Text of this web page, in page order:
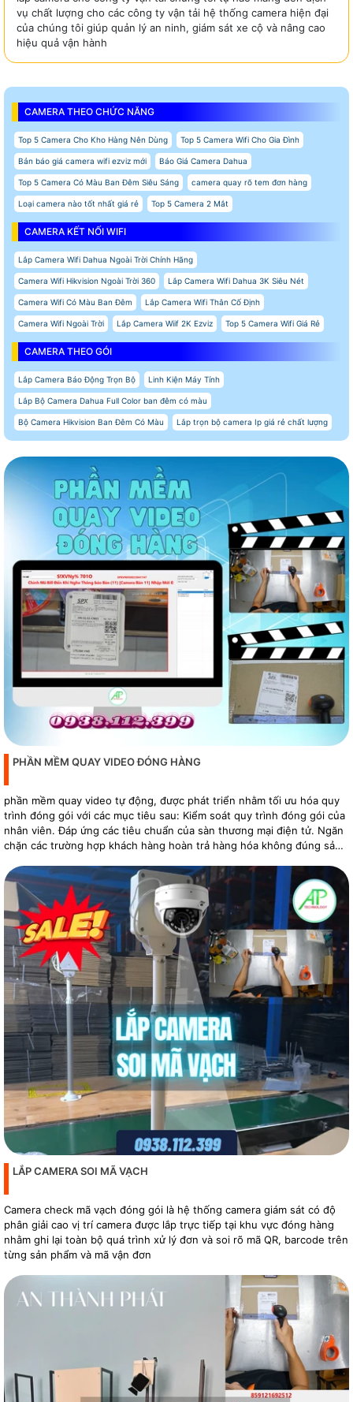
vụ chất lượng cho các công ty vận tải hệ thống camera hiện đại
của chúng tôi giúp quản lý an ninh, giám sát xe cộ và nâng cao
hiệu quả vận hành
CAMERA THEO CHỨC NĂNG
Top 5 Camera Cho Kho Hàng Nên Dùng Top 5 Camera Wifi Cho Gia Đình
Bản báo giá camera wifi ezviz mới Báo Giá Camera Dahua
Top 5 Camera Có Màu Ban Đêm Siêu Sáng camera quay rõ tem đơn hàng
Loại camera nào tốt nhất giá rẻ Top 5 Camera 2 Mắt
CAMERA KẾT NỐI WIFI
Lắp Camera Wifi Dahua Ngoài Trời Chính Hãng
Camera Wifi Hikvision Ngoài Trời 360 Lắp Camera Wifi Dahua 3K Siêu Nét
Camera Wifi Có Màu Ban Đêm Lắp Camera Wifi Thân Cố Định
Camera Wifi Ngoài Trời Lắp Camera Wiif 2K Ezviz Top 5 Camera Wifi Giá Rẻ
CAMERA THEO GÓI
Lắp Camera Báo Động Trọn Bộ Linh Kiện Máy Tính
Lắp Bộ Camera Dahua Full Color ban đêm có màu
Bộ Camera Hikvision Ban Đêm Có Màu Lắp trọn bộ camera Ip giá rẻ chất lượng
PHẦN MỀM QUAY VIDEO ĐÓNG HÀNG
phần mềm quay video tự động, được phát triển nhằm tối ưu hóa quy
trình đóng gói với các mục tiêu sau: Kiểm soát quy trình đóng gói của
nhân viên. Đáp ứng các tiêu chuẩn của sàn thương mại điện tử. Ngăn
chặn các trường hợp khách hàng hoàn trả hàng hóa không đúng sản
LẮP CAMERA SOI MÃ VẠCH
Camera check mã vạch đóng gói là hệ thống camera giám sát có độ
phân giải cao vị trí camera được lắp trực tiếp tại khu vực đóng hàng
nhằm ghi lại toàn bộ quá trình xử lý đơn và soi rõ mã QR, barcode trên
từng sản phẩm và mã vận đơn